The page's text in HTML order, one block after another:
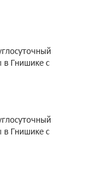
в Гнишике с
в Гнишике с